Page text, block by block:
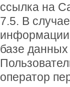
ссылка на
7.5. В
базе данных
оператор